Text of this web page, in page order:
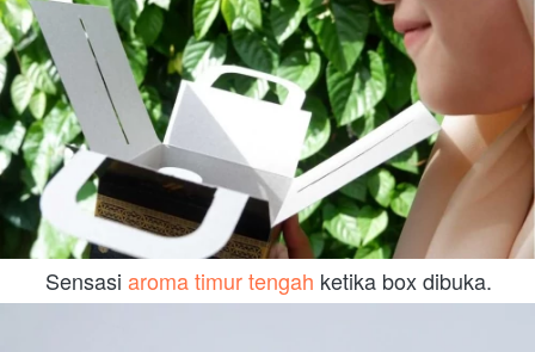
Sensasi aroma timur tengah ketika box dibuka.